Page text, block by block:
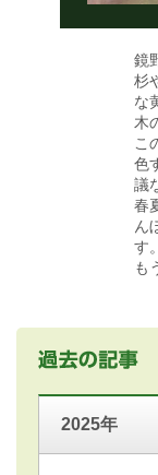
鏡
杉
な
木
こ
色
議
春
ん
す。
も
2025年